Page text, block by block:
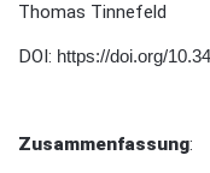
Thomas Tinnefeld
DOI: https://doi.org/
Zusammenfassung: